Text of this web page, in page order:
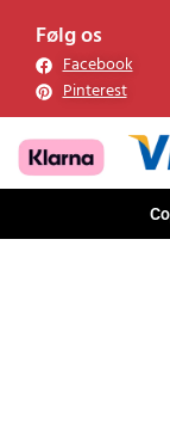
Følg os
Facebook
Pinterest